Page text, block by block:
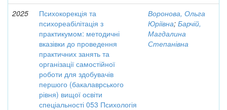
2025
Психокорекція та
психореабілітація з
практикумом: методичні
вказівки до проведення
практичних занять та
організації самостійної
роботи для здобувачів
першого (бакалаврського
рівня) вищої освіти
спеціальності 053 Психологія
Воронова, Ольга
Юріївна; Барчій,
Магдалина
Степанівна